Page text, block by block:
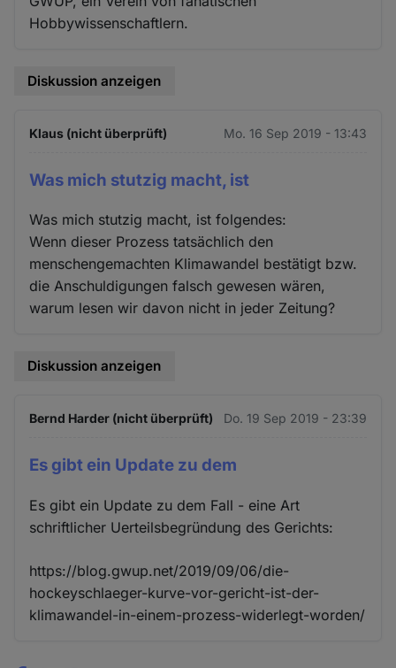
Hobbywissenschaftlern.
Diskussion anzeigen
Klaus (nicht überprüft) Mo. 16 Sep 2019 - 13:43
Was mich stutzig macht, ist
Was mich stutzig macht, ist folgendes:
Wenn dieser Prozess tatsächlich den
menschengemachten Klimawandel bestätigt bzw.
die Anschuldigungen falsch gewesen wären,
warum lesen wir davon nicht in jeder Zeitung?
Diskussion anzeigen
Bernd Harder (nicht überprüft) Do. 19 Sep 2019 - 23:39
Es gibt ein Update zu dem
Es gibt ein Update zu dem Fall - eine Art
schriftlicher Uerteilsbegründung des Gerichts:
https://blog.gwup.net/2019/09/06/die-
hockeyschlaeger-kurve-vor-gericht-ist-der-
klimawandel-in-einem-prozess-widerlegt-worden/